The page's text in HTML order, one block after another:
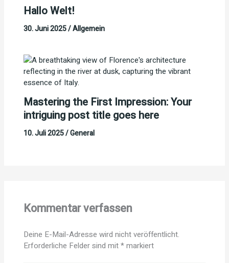
Hallo Welt!
30. Juni 2025/Allgemein
Mastering the First Impression: Your
intriguing post title goes here
10. Juli 2025/General
Kommentar verfassen
Deine E-Mail-Adresse wird nicht veröffentlicht.
Erforderliche Felder sind mit*markiert